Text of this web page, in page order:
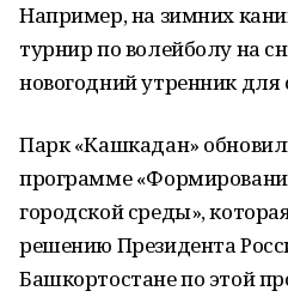
Например, на зимних
турнир по волейболу на
новогодний утренник для
Парк «Кашкадан»
программе
городской среды»,
решению Президента
Башкортостане по этой